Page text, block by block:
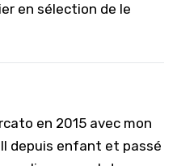
en sélection de le
en 2015 avec mon
depuis enfant et passé